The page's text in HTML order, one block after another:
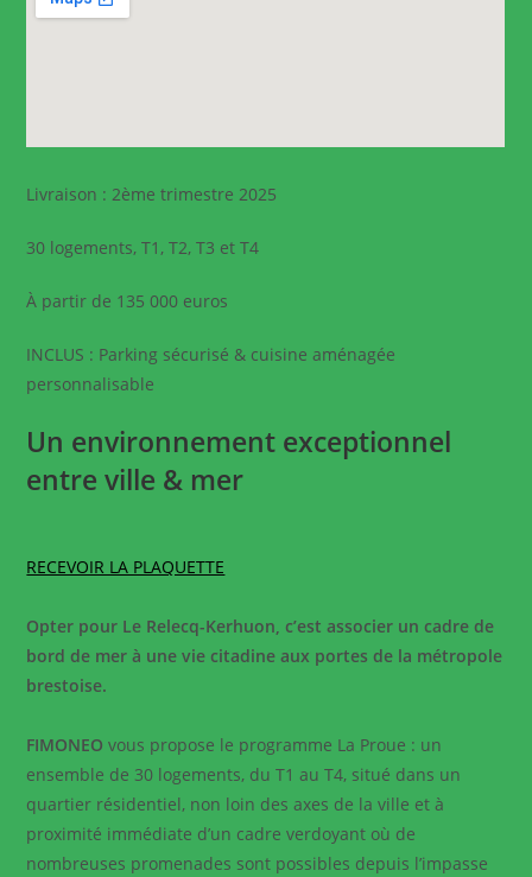
Livraison : 2ème trimestre 2025
30 logements, T1, T2, T3 et T4
À partir de 135 000 euros
INCLUS : Parking sécurisé & cuisine aménagée
personnalisable
Un environnement exceptionnel
entre ville & mer
RECEVOIR LA PLAQUETTE
Opter pour Le Relecq-Kerhuon, c’est associer un cadre de
bord de mer à une vie citadine aux portes de la métropole
brestoise.
FIMONEO vous propose le programme La Proue : un
ensemble de 30 logements, du T1 au T4, situé dans un
quartier résidentiel, non loin des axes de la ville et à
proximité immédiate d’un cadre verdoyant où de
nombreuses promenades sont possibles depuis l’impasse